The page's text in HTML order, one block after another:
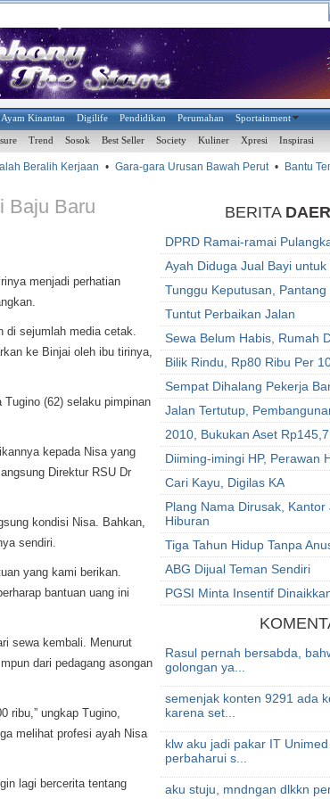
Ayam Kinantan Digilife Pendidikan Perumahan Sportainment
Trend Sosok Best Seller Society Kuliner Xpresi Inspirasi
Beralih Kerjaan • Gara-gara Urusan Bawah Perut • Bantu
Baju Baru
menjadi perhatian
di sejumlah media cetak.
ke Binjai oleh ibu tirinya,
(62) selaku pimpinan
kepada Nisa yang
Direktur RSU Dr
kondisi Nisa. Bahkan,
sendiri.
yang kami berikan.
bantuan uang ini
sewa kembali. Menurut
dari pedagang asongan
ribu,” ungkap Tugino,
melihat profesi ayah Nisa
lagi bercerita tentang
BERITA
DPRD Ramai-ramai
Ayah Diduga Jual Bayi untuk
Tunggu Keputusan,
Tuntut Perbaikan Jalan
Sewa Belum Habis, Rumah
Bilik Rindu, Rp80 Ribu Per
Sempat Dihalang Pekerja
Jalan Tertutup,
2010, Bukukan Aset
Diiming-imingi HP, Perawan
Cari Kayu, Digilas KA
Plang Nama Dirusak, Kantor
Hiburan
Tiga Tahun Hidup Tanpa
ABG Dijual Teman Sendiri
PGSI Minta Insentif
Rasul pernah bersabda,
golongan ya...
semenjak konten 9291 ada
karena set...
klw aku jadi pakar IT
perbaharui s...
aku stuju, mndngan dlkkn